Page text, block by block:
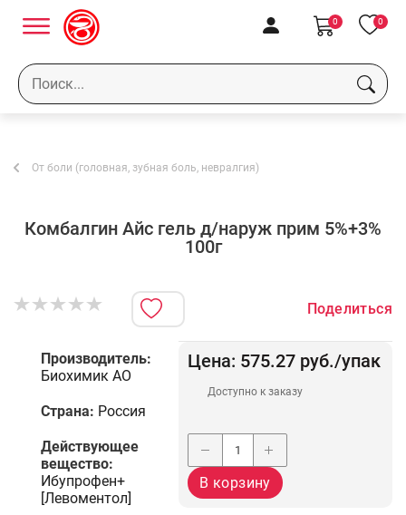
0
0
От боли (головная, зубная боль, невралгия)
Комбалгин Айс гель д/наруж прим 5%+3%
100г
Поделиться
Производитель:
Биохимик АО
Страна: Россия
Действующее
вещество:
Ибупрофен+
[Левоментол]
Цена: 575.27 руб./упак
Доступно к заказу
В корзину